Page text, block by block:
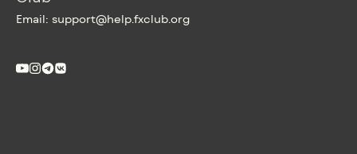
Email: support@help.fxclub.org